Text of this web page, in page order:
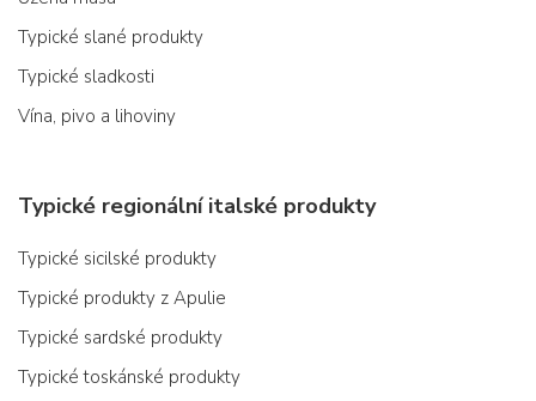
Typické slané produkty
Typické sladkosti
Vína, pivo a lihoviny
Typické regionální italské produkty
Typické sicilské produkty
Typické produkty z Apulie
Typické sardské produkty
Typické toskánské produkty